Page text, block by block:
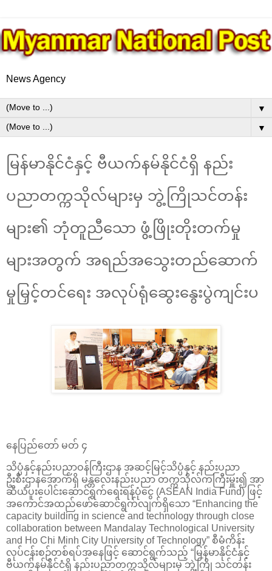
News Agency
▼
▼
မြန်မာနိုင်ငံနှင့် ဗီယက်နမ်နိုင်ငံရှိ နည်း
ပညာတက္ကသိုလ်များမှ ဘွဲ့ကြိုသင်တန်း
များ၏ ဘုံတူညီသော ဖွံ့ဖြိုးတိုးတက်မှု
များအတွက် အရည်အသွေးတည်ဆောက်
မှုမြှင့်တင်ရေး အလုပ်ရုံဆွေးနွေးပွဲကျင်းပ
နေပြည်တော် မတ် ၄
သိပ္ပံနှင့်နည်းပညာဝန်ကြီးဌာန အဆင့်မြင့်သိပ္ပံနှင့် နည်းပညာ
ဦးစီးဌာနအောက်ရှိ မန္တလေးနည်းပညာ တက္ကသိုလ်ကကြီးမှူး၍ အာ
ဆီယံပူးပေါင်းဆောင်ရွက်ရေးရန်ပုံငွေ (ASEAN India Fund) ဖြင့်
အကောင်အထည်ဖော်ဆောင်ရွက်လျက်ရှိသော “Enhancing the
capacity building in science and technology through close
collaboration between Mandalay Technological University
and Ho Chi Minh City University of Technology” စီမံကိန်း
လုပ်ငန်းစဉ်တစ်ရပ်အနေဖြင့် ဆောင်ရွက်သည့် “မြန်မာနိုင်ငံနှင့်
ဗီယက်နမ်နိုင်ငံရှိ နည်းပညာတက္ကသိုလ်များမှ ဘွဲ့ကြို သင်တန်း